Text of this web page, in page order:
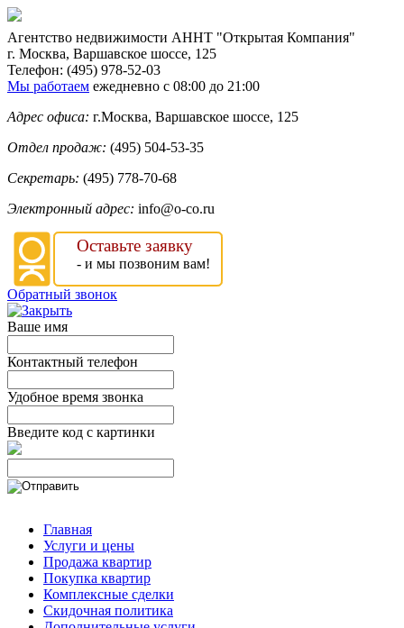
Агентство недвижимости АННТ "Открытая Компания"
г. Москва, Варшавское шоссе, 125
Телефон: (495) 978-52-03
Мы работаем ежедневно с 08:00 до 21:00
Адрес офиса: г.Москва, Варшавское шоссе, 125
Отдел продаж: (495) 504-53-35
Секретарь: (495) 778-70-68
Электронный адрес: info@o-co.ru
Оставьте заявку
- и мы позвоним вам!
Обратный звонок
Ваше имя
Контактный телефон
Удобное время звонка
Введите код с картинки
Главная
Услуги и цены
Продажа квартир
Покупка квартир
Комплексные сделки
Скидочная политика